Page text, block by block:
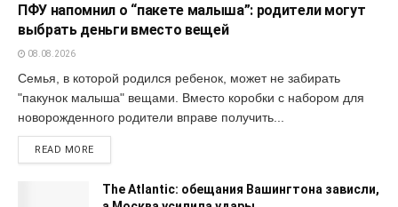
ПФУ напомнил о “пакете малыша”: родители могут
выбрать деньги вместо вещей
08.08.2026
Семья, в которой родился ребенок, может не забирать
"пакунок малыша" вещами. Вместо коробки с набором для
новорожденного родители вправе получить...
READ MORE
The Atlantic: обещания Вашингтона зависли,